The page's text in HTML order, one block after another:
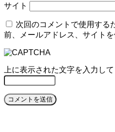
サイト
次回のコメントで使用する
前、メールアドレス、サイトを
上に表示された文字を入力して